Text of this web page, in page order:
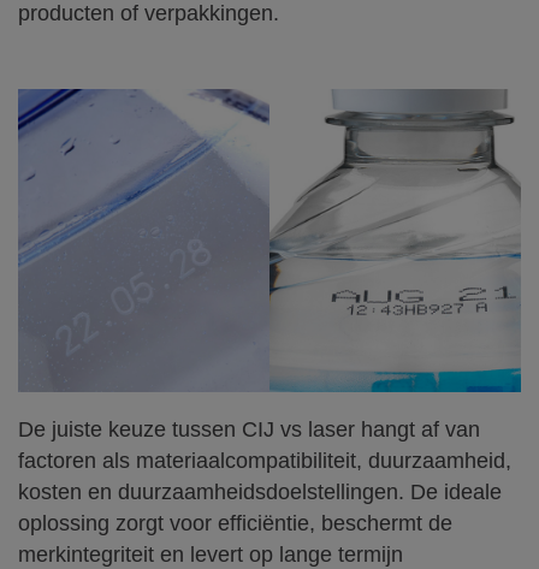
producten of verpakkingen.
De juiste keuze tussen CIJ vs laser hangt af van
factoren als materiaalcompatibiliteit, duurzaamheid,
kosten en duurzaamheidsdoelstellingen. De ideale
oplossing zorgt voor efficiëntie, beschermt de
merkintegriteit en levert op lange termijn